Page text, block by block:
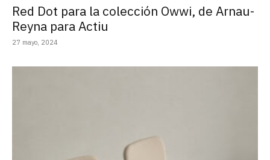
Red Dot para la colección Owwi, de Arnau-
Reyna para Actiu
27 mayo, 2024